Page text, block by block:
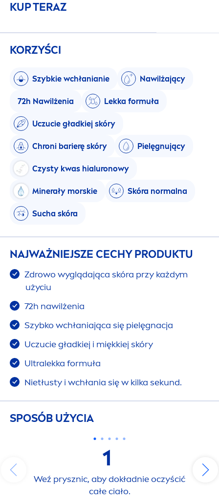
KUP TERAZ
KORZYŚCI
Szybkie wchłanianie Nawilżający
72h Nawilżenia Lekka formuła
Uczucie gładkiej skóry
Chroni barierę skóry Pielęgnujący
Czysty kwas hialuronowy
Minerały morskie Skóra normalna
Sucha skóra
NAJWAŻNIEJSZE CECHY PRODUKTU
Zdrowo wyglądająca skóra przy każdym
użyciu
72h nawilżenia
Szybko wchłaniająca się pielęgnacja
Uczucie gładkiej i miękkiej skóry
Ultralekka formuła
Nietłusty i wchłania się w kilka sekund.
SPOSÓB UŻYCIA
1
Weź prysznic, aby dokładnie oczyścić
całe ciało.